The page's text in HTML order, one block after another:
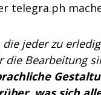
telegra.ph
jeder zu
die Bearbeitung